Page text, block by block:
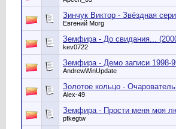
Зинчук Виктор - Звёздная
Евгений Morg
Земфира - До свидания...
kev0722
Земфира - Демо записи 1998-
AndrewWinUpdate
Золотое кольцо -
Alex-49
Земфира - Прости меня моя
pfkegtw